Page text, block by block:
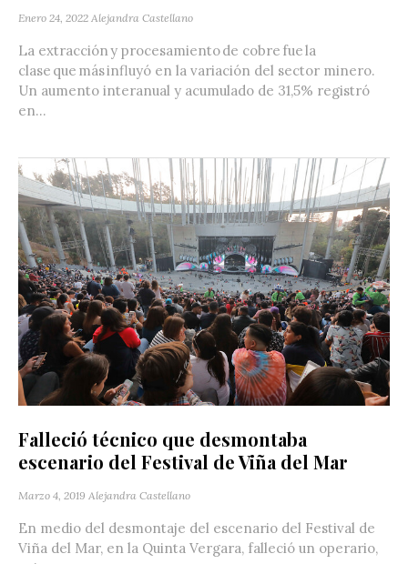
Enero 24, 2022 Alejandra Castellano
La extracción y procesamiento de cobre fue la
clase que más influyó en la variación del sector minero.
Un aumento interanual y acumulado de 31,5% registró
en...
Falleció técnico que desmontaba
escenario del Festival de Viña del Mar
Marzo 4, 2019 Alejandra Castellano
En medio del desmontaje del escenario del Festival de
Viña del Mar, en la Quinta Vergara, falleció un operario,